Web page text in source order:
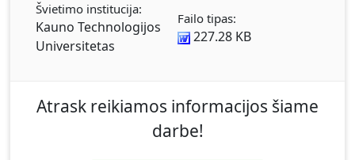
Švietimo institucija:
Kauno Technologijos
Universitetas
Failo tipas:
227.28 KB
Atrask reikiamos informacijos šiame
darbe!